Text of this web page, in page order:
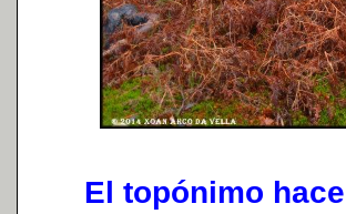
El topónimo hace